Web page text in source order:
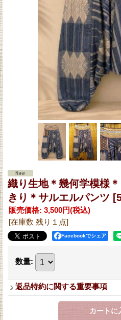
織り生地＊幾何学模様
きり＊サルエルパンツ
販売価格: 3,500円(税込)
[在庫数 残り１点]
Facebookでシェア
数量:
返品特約に関する重要事項